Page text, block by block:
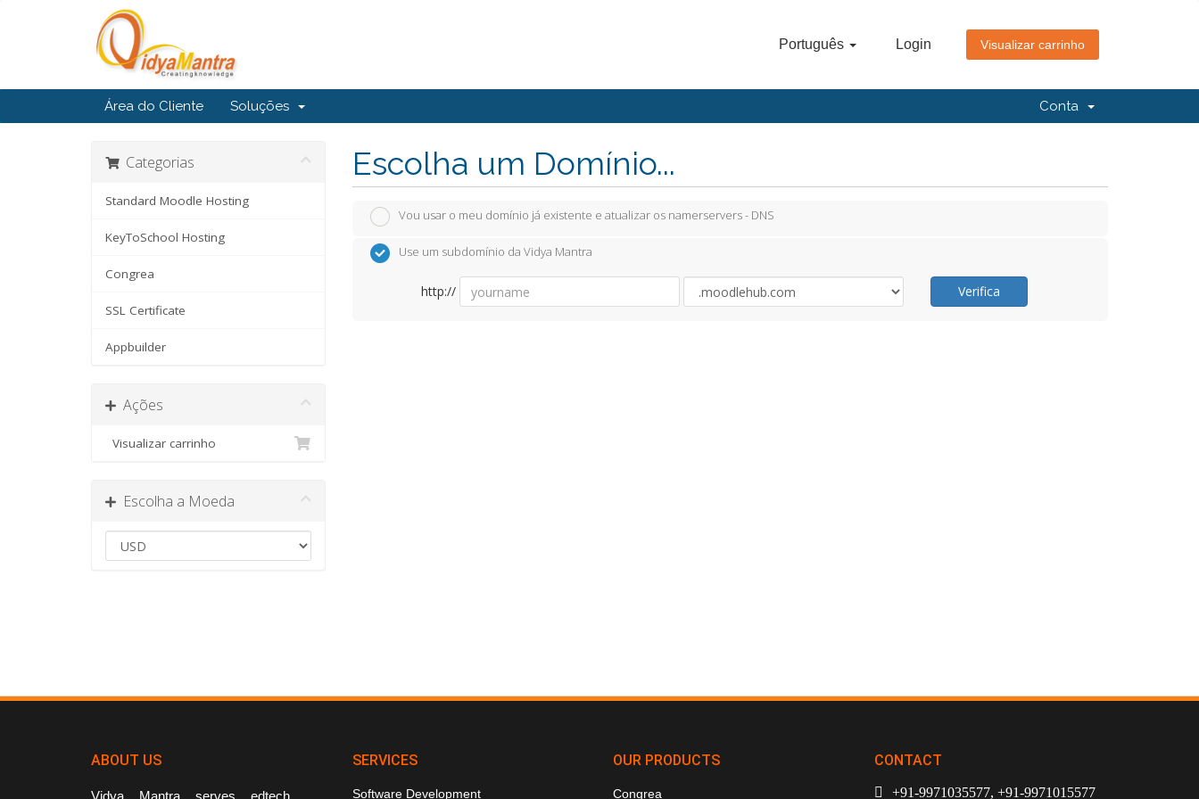
Português Login Visualizar carrinho
Área do Cliente Soluções Conta
Categorias
Standard Moodle Hosting
KeyToSchool Hosting
Congrea
SSL Certificate
Appbuilder
Ações
Visualizar carrinho
Escolha a Moeda
Escolha um Domínio...
Vou usar o meu domínio já existente e atualizar os namerservers - DNS
Use um subdomínio da Vidya Mantra
http:// Verifica
ABOUT US
Vidya Mantra serves edtech
SERVICES
Software Development
OUR PRODUCTS
Congrea
CONTACT
+91-9971035577, +91-9971015577